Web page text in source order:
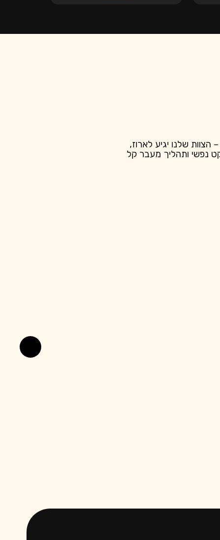
שלנו יגיע לארוז,
נפשי ותהליך מעבר קל